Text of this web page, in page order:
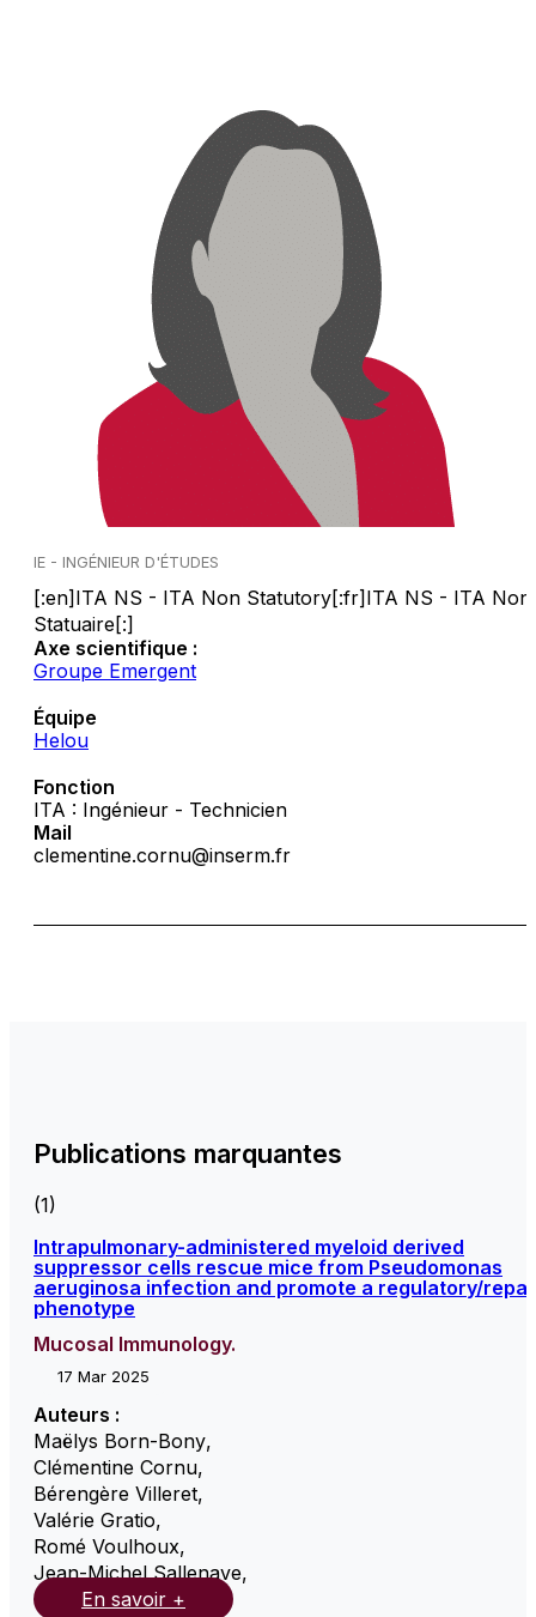
IE - INGÉNIEUR D'ÉTUDES
[:en]ITA NS - ITA Non Statutory[:fr]ITA NS - ITA Non
Statuaire[:]
Axe scientifique :
Groupe Emergent
Équipe
Helou
Fonction
ITA : Ingénieur - Technicien
Mail
clementine.cornu@inserm.fr
Publications marquantes
(1)
Intrapulmonary-administered myeloid derived
suppressor cells rescue mice from Pseudomonas
aeruginosa infection and promote a regulatory/
phenotype
Mucosal Immunology.
17 Mar 2025
Auteurs :
Maëlys Born-Bony,
Clémentine Cornu,
Bérengère Villeret,
Valérie Gratio,
Romé Voulhoux,
Jean-Michel Sallenave,
En savoir +